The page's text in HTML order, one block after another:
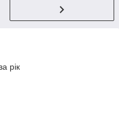
рік